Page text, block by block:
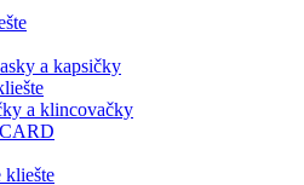
a kapsičky
a klincovačky
kliešte